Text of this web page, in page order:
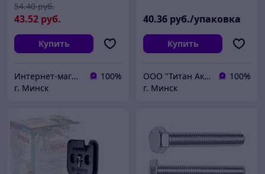
43.52 руб.
54.40 руб.
Купить
Интернет-магазин 24маркет.бел
100%
г. Минск
40.36 руб./упаковка
Купить
ООО "Титан Актив"
100%
г. Минск